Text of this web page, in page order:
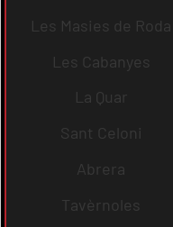
Les Masies de Roda
Les Cabanyes
La Quar
Sant Celoni
Abrera
Tavèrnoles